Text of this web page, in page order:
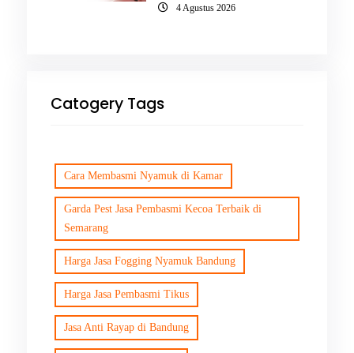
4 Agustus 2026
Catogery Tags
Cara Membasmi Nyamuk di Kamar
Garda Pest Jasa Pembasmi Kecoa Terbaik di
Semarang
Harga Jasa Fogging Nyamuk Bandung
Harga Jasa Pembasmi Tikus
Jasa Anti Rayap di Bandung